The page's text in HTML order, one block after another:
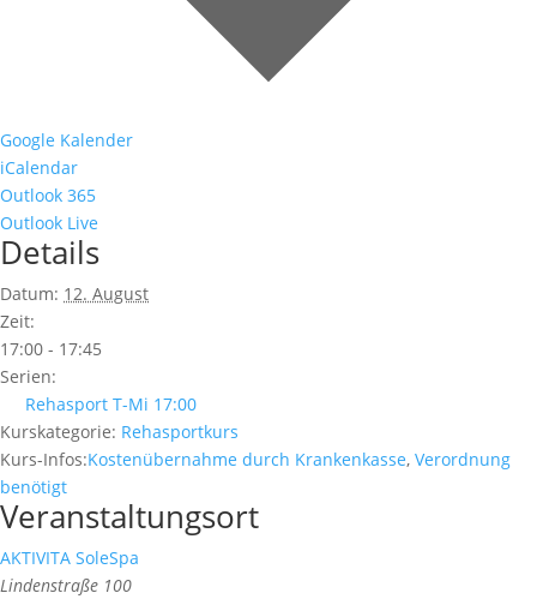
Google Kalender
iCalendar
Outlook 365
Outlook Live
Details
Datum: 12. August
Zeit:
17:00 - 17:45
Serien:
Rehasport T-Mi 17:00
Kurskategorie: Rehasportkurs
Kurs-Infos:Kostenübernahme durch Krankenkasse, Verordnung
benötigt
Veranstaltungsort
AKTIVITA SoleSpa
Lindenstraße 100